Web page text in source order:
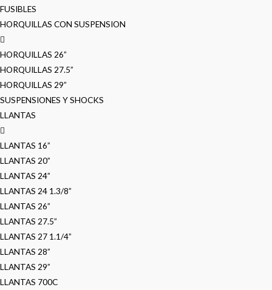
FUSIBLES
HORQUILLAS CON SUSPENSION
HORQUILLAS 26”
HORQUILLAS 27.5”
HORQUILLAS 29”
SUSPENSIONES Y SHOCKS
LLANTAS
LLANTAS 16”
LLANTAS 20”
LLANTAS 24”
LLANTAS 24 1.3/8”
LLANTAS 26”
LLANTAS 27.5”
LLANTAS 27 1.1/4”
LLANTAS 28”
LLANTAS 29”
LLANTAS 700C